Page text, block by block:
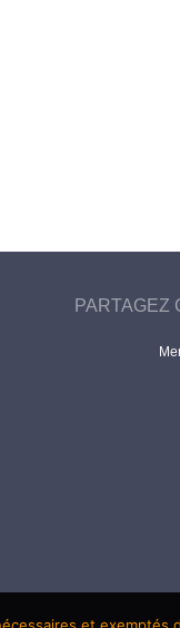
PARTAGEZ